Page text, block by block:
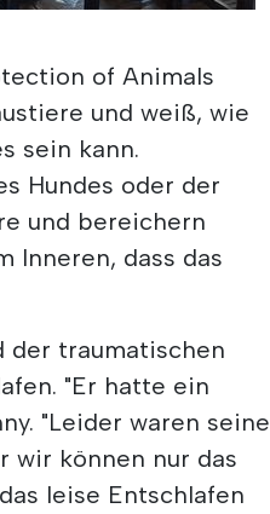
of Animals
und weiß, wie
sein kann.
Hundes oder der
und bereichern
Inneren, dass das
der traumatischen
"Er hatte ein
"Leider waren seine
wir können nur das
leise Entschlafen